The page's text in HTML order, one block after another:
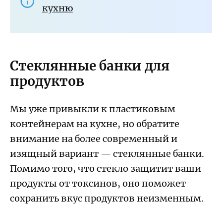
кухню
Стеклянные банки для
продуктов
Мы уже привыкли к пластиковым
контейнерам на кухне, но обратите
внимание на более современный и
изящный вариант — стеклянные банки.
Помимо того, что стекло защитит ваши
продукты от токсинов, оно поможет
сохранить вкус продуктов неизменным.